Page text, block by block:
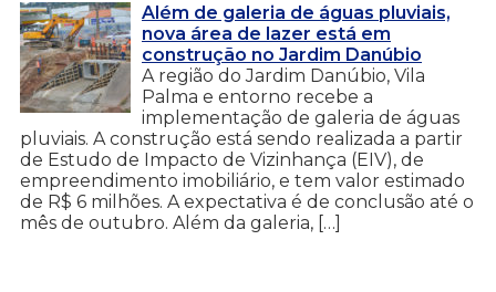
Além de galeria de águas pluviais,
nova área de lazer está em
construção no Jardim Danúbio
A região do Jardim Danúbio, Vila
Palma e entorno recebe a
implementação de galeria de águas
pluviais. A construção está sendo realizada a partir
de Estudo de Impacto de Vizinhança (EIV), de
empreendimento imobiliário, e tem valor estimado
de R$ 6 milhões. A expectativa é de conclusão até o
mês de outubro. Além da galeria, […]